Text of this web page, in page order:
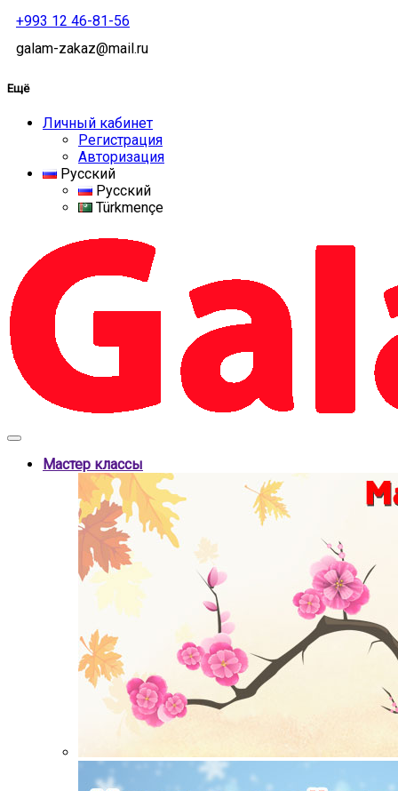
+993 12 46-81-56
galam-zakaz@mail.ru
Ещё
Личный кабинет
Регистрация
Авторизация
Русский
Русский
Türkmençe
Мастер классы